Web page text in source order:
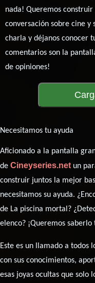
nada! Queremos construir
conversación sobre cine y
charla y déjanos conocer
comentarios son la
de opiniones!
Necesitamos tu ayuda
Aficionado a la pantalla
de Cineyseries.netun
construir juntos la mejor
necesitamos su ayuda.
de La piscina mortal?
elenco? ¡Queremos saberlo
Este es un llamado a todos
con sus conocimientos,
esas joyas ocultas que solo